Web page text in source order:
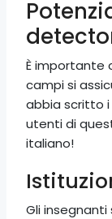
È importante
campi si
abbia scritto i
utenti di
italiano!
Gli